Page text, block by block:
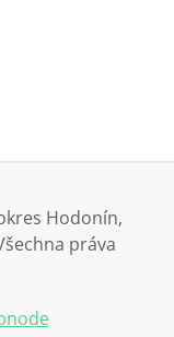
Hodonín,
práva